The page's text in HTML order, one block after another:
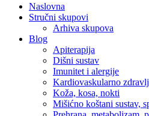
Naslovna
Stručni skupovi
Arhiva skupova
Blog
Apiterapija
Dišni sustav
Imunitet i alergije
Kardiovaskularno
Koža, kosa, nokti
Mišićno koštani sustav,